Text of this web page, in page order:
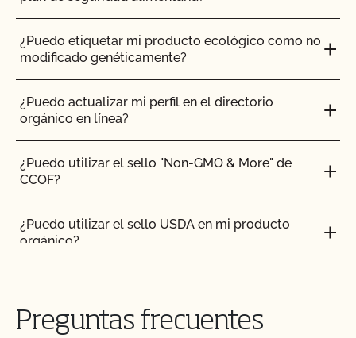
¿Puedo etiquetar mi producto ecológico como no
modificado genéticamente?
¿Puedo actualizar mi perfil en el directorio
orgánico en línea?
¿Puedo utilizar el sello "Non-GMO & More" de
CCOF?
¿Puedo utilizar el sello USDA en mi producto
orgánico?
Preguntas frecuentes